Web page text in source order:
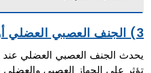
3) الجنف العصبي العضلي أو الجنف العضلي
يحدث الجنف العصبي العضلي
تؤثر على الجهاز العصبي